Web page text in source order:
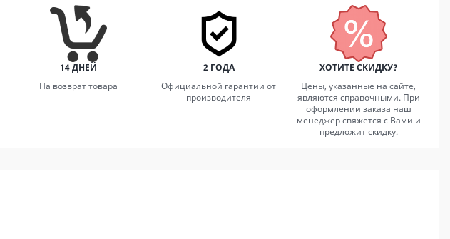
14 ДНЕЙ
На возврат товара
2 ГОДА
Официальной гарантии от
производителя
ХОТИТЕ СКИДКУ?
Цены, указанные на сайте,
являются справочными. При
оформлении заказа наш
менеджер свяжется с Вами и
предложит скидку.